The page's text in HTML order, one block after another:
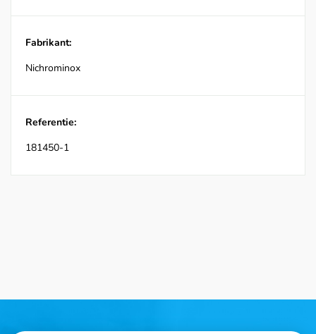
Fabrikant:
Nichrominox
Referentie:
181450-1